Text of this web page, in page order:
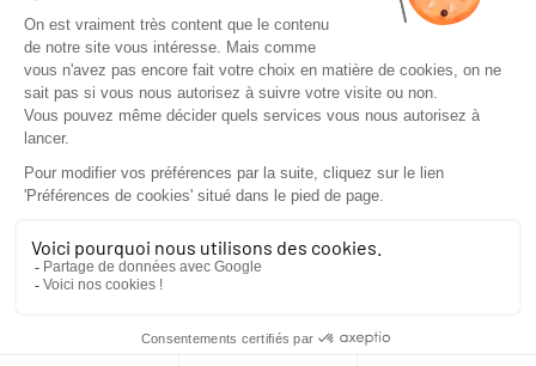
Cheminées modernes
Poêles à bois
Poêles à bois double face
Poêles à bois suspendus
Poêles à bois design et modernes